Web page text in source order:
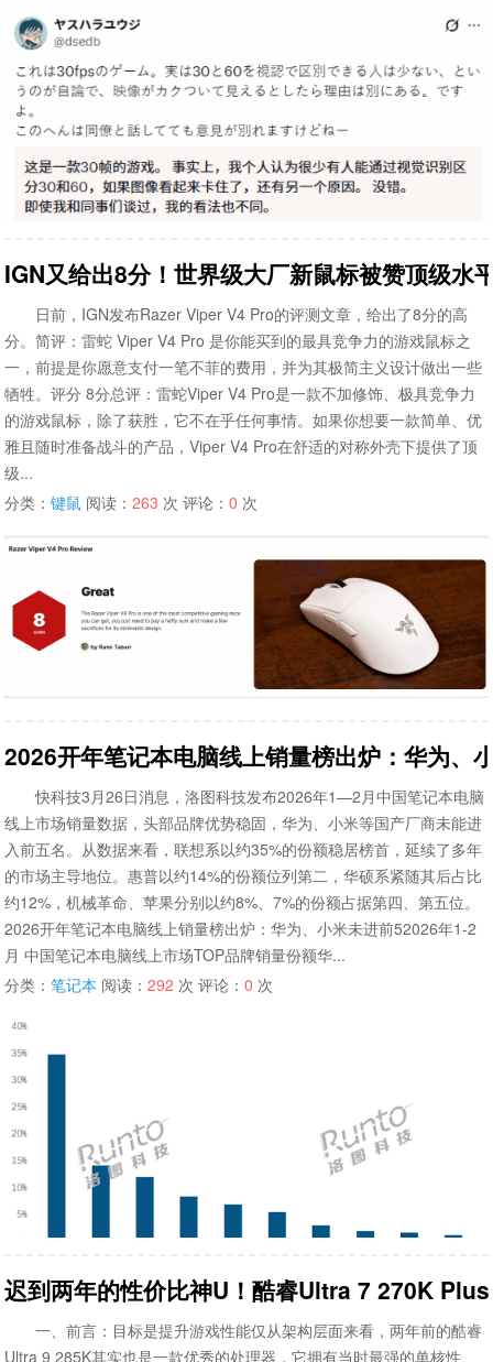
IGN又给出8分！世界级大厂新鼠标被赞顶级水
日前，IGN发布Razer Viper V4 Pro的评测文章，给出了8分的高
分。简评：雷蛇 Viper V4 Pro 是你能买到的最具竞争力的游戏鼠标之
一，前提是你愿意支付一笔不菲的费用，并为其极简主义设计做出一些
牺牲。评分 8分总评：雷蛇Viper V4 Pro是一款不加修饰、极具竞争力
的游戏鼠标，除了获胜，它不在乎任何事情。如果你想要一款简单、优
雅且随时准备战斗的产品，Viper V4 Pro在舒适的对称外壳下提供了顶
级...
分类：键鼠 阅读：263 次 评论：0 次
2026开年笔记本电脑线上销量榜出炉：华为、
快科技3月26日消息，洛图科技发布2026年1—2月中国笔记本电脑
线上市场销量数据，头部品牌优势稳固，华为、小米等国产厂商未能进
入前五名。从数据来看，联想系以约35%的份额稳居榜首，延续了多年
的市场主导地位。惠普以约14%的份额位列第二，华硕系紧随其后占比
约12%，机械革命、苹果分别以约8%、7%的份额占据第四、第五位。
2026开年笔记本电脑线上销量榜出炉：华为、小米未进前52026年1-2
月 中国笔记本电脑线上市场TOP品牌销量份额华...
分类：笔记本 阅读：292 次 评论：0 次
迟到两年的性价比神U！酷睿Ultra 7 270K
一、前言：目标是提升游戏性能仅从架构层面来看，两年前的酷睿
Ultra 9 285K其实也是一款优秀的处理器，它拥有当时最强的单核性